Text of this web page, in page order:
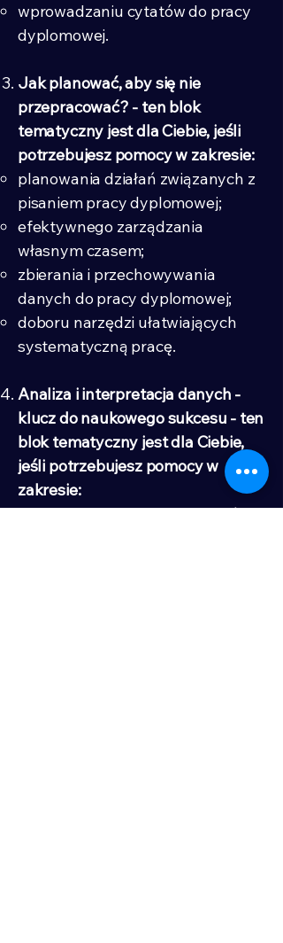
wprowadzaniu cytatów do pracy
dyplomowej.
Jak planować, aby się nie
przepracować? - ten blok
tematyczny jest dla Ciebie, jeśli
potrzebujesz pomocy w zakresie:
planowania działań związanych z
pisaniem pracy dyplomowej;
efektywnego zarządzania
własnym czasem;
zbierania i przechowywania
danych do pracy dyplomowej;
doboru narzędzi ułatwiających
systematyczną pracę.
Analiza i interpretacja danych -
klucz do naukowego sukcesu - ten
blok tematyczny jest dla Ciebie,
jeśli potrzebujesz pomocy w
zakresie:
zaplanowania własnych badań o